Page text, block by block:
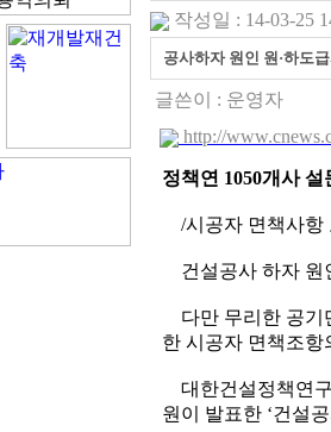
작성일 : 14-03-25
공사하자 원인 원·하도
글쓴이 : 운영자
http://
정책연 1050개사
/시공자 면책사항
건설공사 하자 원
다만 무리한 공기
한 시공자 면책조
대한건설정책연구
원이 발표한 ‘건설